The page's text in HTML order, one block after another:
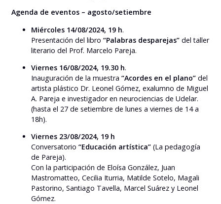
Agenda de eventos – agosto/setiembre
Miércoles 14/08/2024, 19 h.
Presentación del libro “Palabras desparejas” del taller
literario del Prof. Marcelo Pareja.
Viernes 16/08/2024, 19.30 h.
Inauguración de la muestra “Acordes en el plano” del
artista plástico Dr. Leonel Gómez, exalumno de Miguel
A. Pareja e investigador en neurociencias de Udelar.
(hasta el 27 de setiembre de lunes a viernes de 14 a
18h).
Viernes 23/08/2024, 19 h
Conversatorio “Educación artística” (La pedagogía
de Pareja).
Con la participación de Eloísa González, Juan
Mastromatteo, Cecilia Iturria, Matilde Sotelo, Magali
Pastorino, Santiago Tavella, Marcel Suárez y Leonel
Gómez.